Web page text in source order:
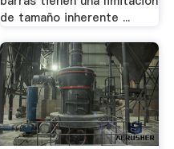
de tamaño inherente ...